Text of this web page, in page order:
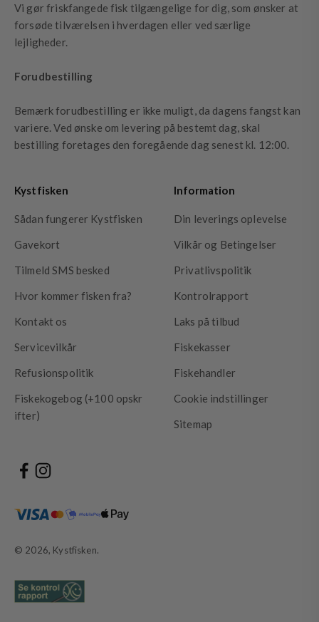
Vi gør friskfangede fisk tilgængelige for dig, som ønsker at
forsøde tilværelsen i hverdagen eller ved særlige
lejligheder.
Forudbestilling
Bemærk forudbestilling er ikke muligt, da dagens fangst kan
variere. Ved ønske om levering på bestemt dag, skal
bestilling foretages den foregående dag senest kl. 12:00.
Kystfisken
Sådan fungerer Kystfisken
Gavekort
Tilmeld SMS besked
Hvor kommer fisken fra?
Kontakt os
Servicevilkår
Refusionspolitik
Fiskekogebog (+100 opskr
ifter)
Information
Din leverings oplevelse
Vilkår og Betingelser
Privatlivspolitik
Kontrolrapport
Laks på tilbud
Fiskekasser
Fiskehandler
Cookie indstillinger
Sitemap
Vi accepterer
© 2026, Kystfisken.